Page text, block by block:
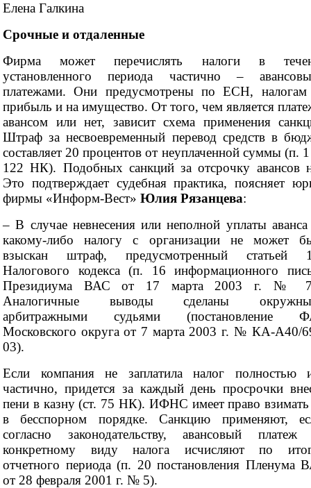
Елена Галкина
Срочные и отдаленные
Фирма может перечислять налоги в
установленного периода частично –
платежами. Они предусмотрены по ЕСН, налогам
прибыль и на имущество. От того, чем является
авансом или нет, зависит схема применения
Штраф за несвоевременный перевод средств в
составляет 20 процентов от неуплаченной суммы (п. 1
122 НК). Подобных санкций за отсрочку авансов
Это подтверждает судебная практика, поясняет
фирмы «Информ-Вест» Юлия Рязанцева:
– В случае невнесения или неполной уплаты
какому-либо налогу с организации не может
взыскан штраф, предусмотренный статьей
Налогового кодекса (п. 16 информационного
Президиума ВАС от 17 марта 2003 г. №
Аналогичные выводы сделаны
арбитражными судьями (постановление
Московского округа от 7 марта 2003 г. № КА-А40/
03).
Если компания не заплатила налог полностью
частично, придется за каждый день просрочки
пени в казну (ст. 75 НК). ИФНС имеет право
в бесспорном порядке. Санкцию применяют,
согласно законодательству, авансовый
конкретному виду налога исчисляют по
отчетного периода (п. 20 постановления Пленума
от 28 февраля 2001 г. № 5).